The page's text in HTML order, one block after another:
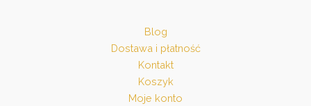
Blog
Dostawa i płatność
Kontakt
Koszyk
Moje konto